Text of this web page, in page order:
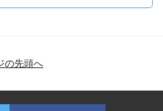
の先頭へ